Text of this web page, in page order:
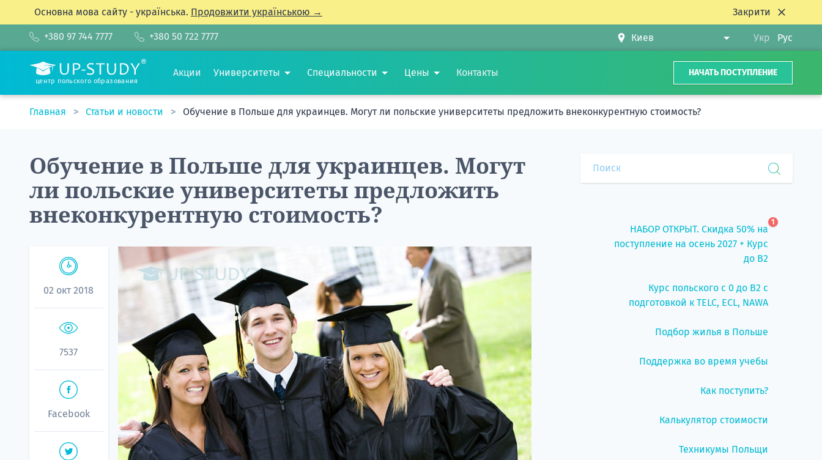
Основна мова сайту - українська. Продовжити українською → Закрити
+380 97 744 7777 +380 50 722 7777 Укр Рус
центр польского образования
Акции Университеты Специальности Цены Контакты НАЧАТЬ ПОСТУПЛЕНИЕ
Главная Статьи и новости Обучение в Польше для украинцев. Могут ли польские университеты предложить внеконкурентную стоимость?
Обучение в Польше для украинцев. Могут
ли польские университеты предложить
внеконкурентную стоимость?
02 окт 2018
7537
Facebook
НАБОР ОТКРЫТ. Скидка 50% на
поступление на осень 2027 + Курс
до B2
1
Курс польского с 0 до B2 с
подготовкой к TELC, ECL, NAWA
Подбор жилья в Польше
Поддержка во время учебы
Как поступить?
Калькулятор стоимости
Техникумы Польщи